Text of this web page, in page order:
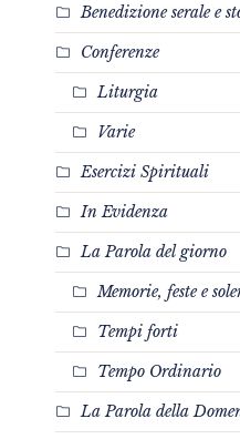
Benedizione serale e
Conferenze
Liturgia
Varie
Esercizi Spirituali
In Evidenza
La Parola del giorno
Memorie, feste e
Tempi forti
Tempo Ordinario
La Parola della